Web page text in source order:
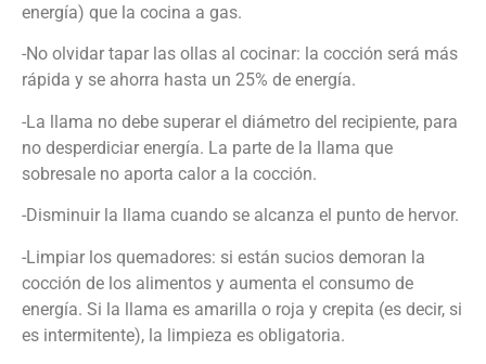
energía) que la cocina a gas.
-No olvidar tapar las ollas al cocinar: la cocción será más
rápida y se ahorra hasta un 25% de energía.
-La llama no debe superar el diámetro del recipiente, para
no desperdiciar energía. La parte de la llama que
sobresale no aporta calor a la cocción.
-Disminuir la llama cuando se alcanza el punto de hervor.
-Limpiar los quemadores: si están sucios demoran la
cocción de los alimentos y aumenta el consumo de
energía. Si la llama es amarilla o roja y crepita (es decir, si
es intermitente), la limpieza es obligatoria.